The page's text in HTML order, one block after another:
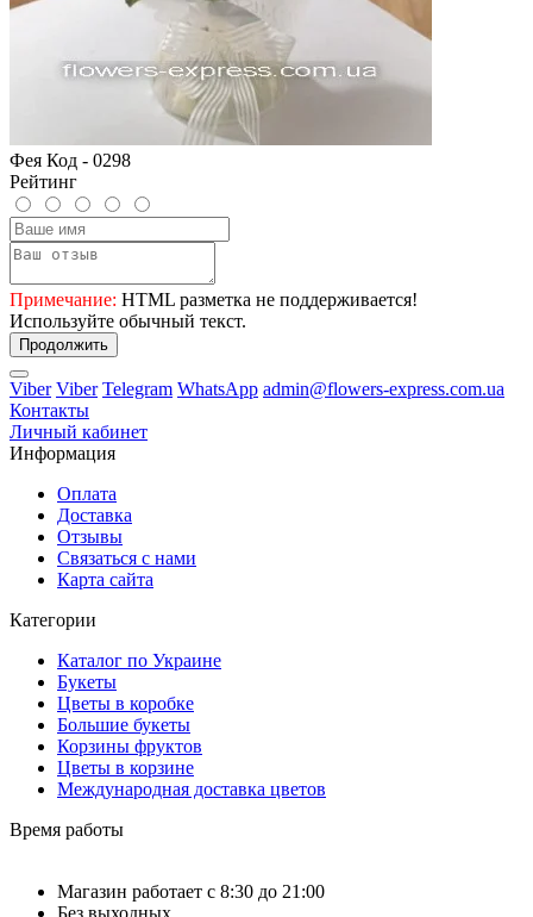
Фея Код - 0298
Рейтинг
Примечание: HTML разметка не поддерживается!
Используйте обычный текст.
Продолжить
Viber Viber Telegram WhatsApp admin@flowers-express.com.ua
Контакты
Личный кабинет
Информация
Оплата
Доставка
Отзывы
Связаться с нами
Карта сайта
Категории
Каталог по Украине
Букеты
Цветы в коробке
Большие букеты
Корзины фруктов
Цветы в корзине
Международная доставка цветов
Время работы
Магазин работает с 8:30 до 21:00
Без выходных